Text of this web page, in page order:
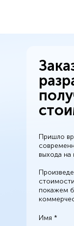
Пришло
выхода на
покажем
Имя *